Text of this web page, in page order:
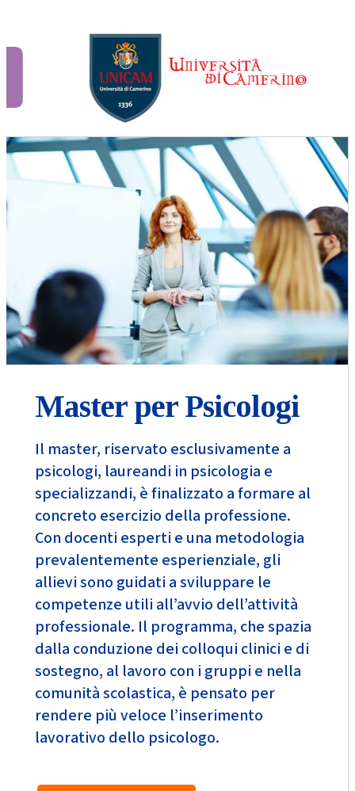
Master per Psicologi
Il master, riservato esclusivamente a
psicologi, laureandi in psicologia e
specializzandi, è finalizzato a formare al
concreto esercizio della professione.
Con docenti esperti e una metodologia
prevalentemente esperienziale, gli
allievi sono guidati a sviluppare le
competenze utili all’avvio dell’attività
professionale. Il programma, che spazia
dalla conduzione dei colloqui clinici e di
sostegno, al lavoro con i gruppi e nella
comunità scolastica, è pensato per
rendere più veloce l’inserimento
lavorativo dello psicologo.